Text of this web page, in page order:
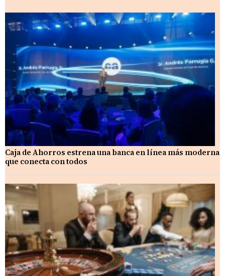
Caja de Ahorros estrena una banca en línea más moderna
que conecta con todos